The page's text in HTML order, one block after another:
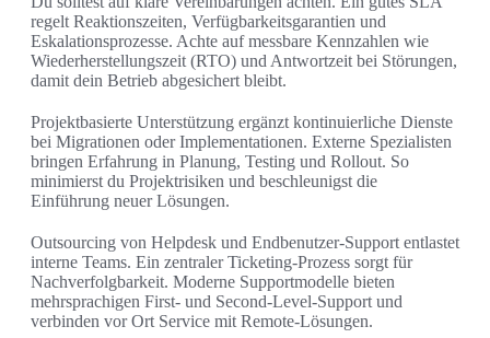
regelt Reaktionszeiten, Verfügbarkeitsgarantien und
Eskalationsprozesse. Achte auf messbare Kennzahlen wie
Wiederherstellungszeit (RTO) und Antwortzeit bei Störungen,
damit dein Betrieb abgesichert bleibt.
Projektbasierte Unterstützung ergänzt kontinuierliche Dienste
bei Migrationen oder Implementationen. Externe Spezialisten
bringen Erfahrung in Planung, Testing und Rollout. So
minimierst du Projektrisiken und beschleunigst die
Einführung neuer Lösungen.
Outsourcing von Helpdesk und Endbenutzer-Support entlastet
interne Teams. Ein zentraler Ticketing-Prozess sorgt für
Nachverfolgbarkeit. Moderne Supportmodelle bieten
mehrsprachigen First- und Second-Level-Support und
verbinden vor Ort Service mit Remote-Lösungen.